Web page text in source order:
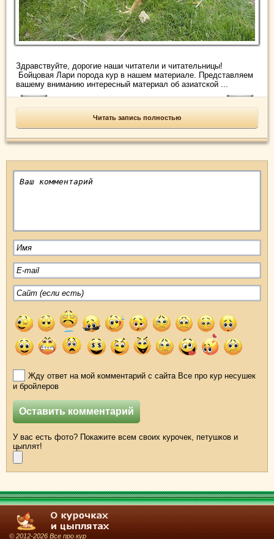
Здравствуйте, дорогие наши читатели и читательницы!
Бойцовая Лари порода кур в нашем материале. Представляем
вашему вниманию интересный материал об азиатской ...
Читать запись полностью
Жду ответ на мой комментарий с сайта Все про кур несушек
и бройлеров
У вас есть фото? Покажите всем своих курочек, петушков и
цыплят!
© 2012-2026 Все про кур